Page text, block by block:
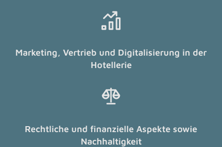
Marketing, Vertrieb und Digitalisierung in der
Hotellerie
Rechtliche und finanzielle Aspekte sowie
Nachhaltigkeit